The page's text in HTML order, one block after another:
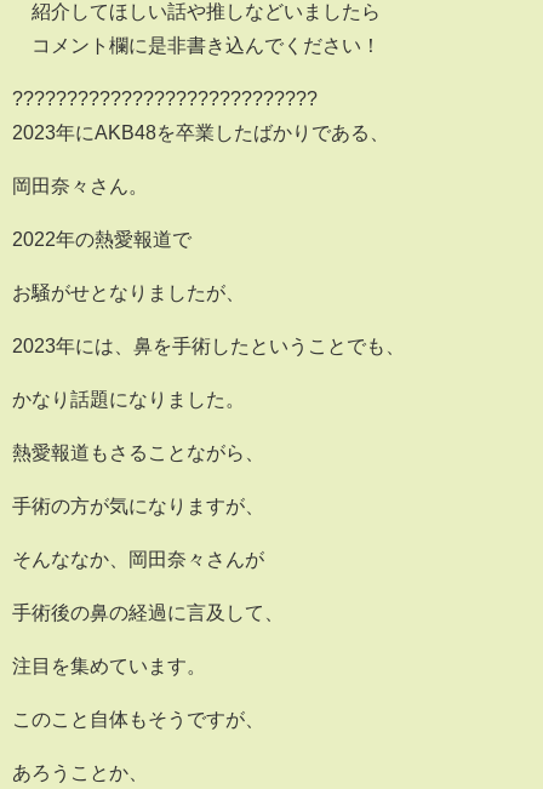
紹介してほしい話や推しなどいましたら
コメント欄に是非書き込んでください！
????????????????????????????
2023年にAKB48を卒業したばかりである、
岡田奈々さん。
2022年の熱愛報道で
お騒がせとなりましたが、
2023年には、鼻を手術したということでも、
かなり話題になりました。
熱愛報道もさることながら、
手術の方が気になりますが、
そんななか、岡田奈々さんが
手術後の鼻の経過に言及して、
注目を集めています。
このこと自体もそうですが、
あろうことか、